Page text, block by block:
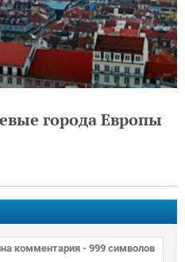
города Европы